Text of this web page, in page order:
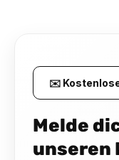
✉️
Melde
unseren